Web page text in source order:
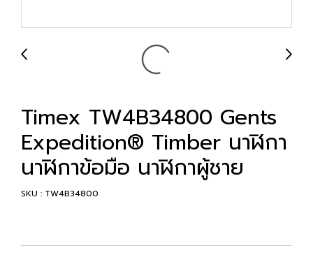
Timex TW4B34800 Gents
Expedition® Timber นาฬิกา
นาฬิกาข้อมือ นาฬิกาผู้ชาย
SKU : TW4B34800